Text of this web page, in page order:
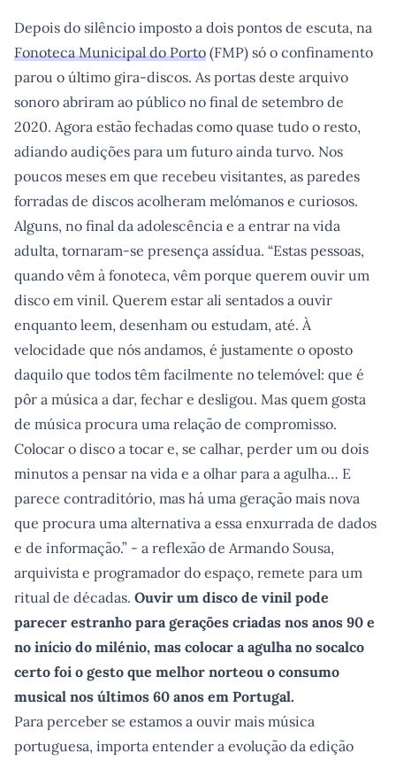
Depois do silêncio imposto a dois pontos de escuta, na
Fonoteca Municipal do Porto (FMP) só o confinamento
parou o último gira-discos. As portas deste arquivo
sonoro abriram ao público no final de setembro de
2020. Agora estão fechadas como quase tudo o resto,
adiando audições para um futuro ainda turvo. Nos
poucos meses em que recebeu visitantes, as paredes
forradas de discos acolheram melómanos e curiosos.
Alguns, no final da adolescência e a entrar na vida
adulta, tornaram-se presença assídua. “Estas pessoas,
quando vêm à fonoteca, vêm porque querem ouvir um
disco em vinil. Querem estar ali sentados a ouvir
enquanto leem, desenham ou estudam, até. À
velocidade que nós andamos, é justamente o oposto
daquilo que todos têm facilmente no telemóvel: que é
pôr a música a dar, fechar e desligou. Mas quem gosta
de música procura uma relação de compromisso.
Colocar o disco a tocar e, se calhar, perder um ou dois
minutos a pensar na vida e a olhar para a agulha… E
parece contraditório, mas há uma geração mais nova
que procura uma alternativa a essa enxurrada de dados
e de informação.” - a reflexão de Armando Sousa,
arquivista e programador do espaço, remete para um
ritual de décadas. Ouvir um disco de vinil pode
parecer estranho para gerações criadas nos anos 90 e
no início do milénio, mas colocar a agulha no socalco
certo foi o gesto que melhor norteou o consumo
musical nos últimos 60 anos em Portugal.
Para perceber se estamos a ouvir mais música
portuguesa, importa entender a evolução da edição